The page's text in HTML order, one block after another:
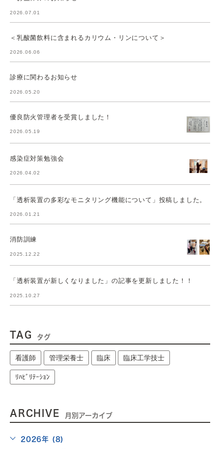
2026.07.01
＜乳酸菌飲料に含まれるカリウム・リンについて＞
2026.06.06
診療に関わるお知らせ
2026.05.20
優良防火管理者を受賞しました！
2026.05.19
感染症対策勉強会
2026.04.02
「透析装置の多彩なモニタリング機能について」投稿しました。
2026.01.21
消防訓練
2025.12.22
「透析装置が新しくなりました」の記事を更新しました！！
2025.10.27
TAG タグ
看護師 管理栄養士 臨床 臨床工学技士
ﾘﾊﾋﾞﾘﾃｰｼｮﾝ
ARCHIVE 月別アーカイブ
2026年 (8)